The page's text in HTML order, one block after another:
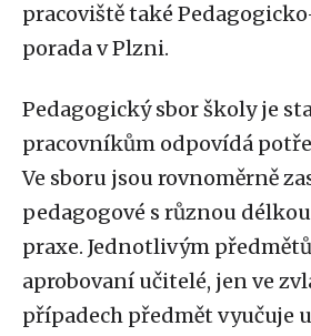
pracoviště také
porada v Plzni.
Pedagogický sbor školy je
pracovníkům odpovídá
Ve sboru jsou rovnoměrně
pedagogové s různou
praxe. Jednotlivým
aprobovaní učitelé, jen ve
případech předmět vyučuje